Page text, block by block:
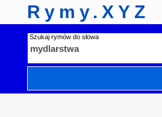
Rymy.XYZ
Szukaj rymów do słowa